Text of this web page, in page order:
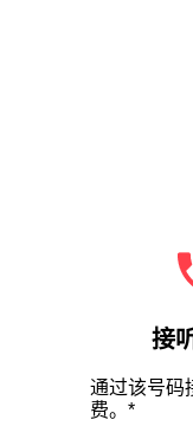
接
通过该号码
费。*